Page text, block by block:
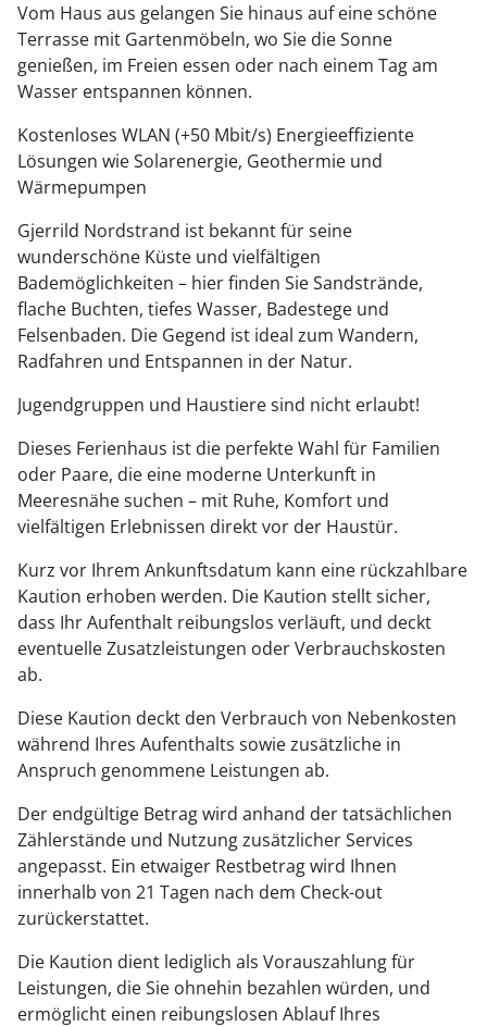
Vom Haus aus gelangen Sie hinaus auf eine schöne
Terrasse mit Gartenmöbeln, wo Sie die Sonne
genießen, im Freien essen oder nach einem Tag am
Wasser entspannen können.
Kostenloses WLAN (+50 Mbit/s) Energieeffiziente
Lösungen wie Solarenergie, Geothermie und
Wärmepumpen
Gjerrild Nordstrand ist bekannt für seine
wunderschöne Küste und vielfältigen
Bademöglichkeiten – hier finden Sie Sandstrände,
flache Buchten, tiefes Wasser, Badestege und
Felsenbaden. Die Gegend ist ideal zum Wandern,
Radfahren und Entspannen in der Natur.
Jugendgruppen und Haustiere sind nicht erlaubt!
Dieses Ferienhaus ist die perfekte Wahl für Familien
oder Paare, die eine moderne Unterkunft in
Meeresnähe suchen – mit Ruhe, Komfort und
vielfältigen Erlebnissen direkt vor der Haustür.
Kurz vor Ihrem Ankunftsdatum kann eine rückzahlbare
Kaution erhoben werden. Die Kaution stellt sicher,
dass Ihr Aufenthalt reibungslos verläuft, und deckt
eventuelle Zusatzleistungen oder Verbrauchskosten
ab.
Diese Kaution deckt den Verbrauch von Nebenkosten
während Ihres Aufenthalts sowie zusätzliche in
Anspruch genommene Leistungen ab.
Der endgültige Betrag wird anhand der tatsächlichen
Zählerstände und Nutzung zusätzlicher Services
angepasst. Ein etwaiger Restbetrag wird Ihnen
innerhalb von 21 Tagen nach dem Check-out
zurückerstattet.
Die Kaution dient lediglich als Vorauszahlung für
Leistungen, die Sie ohnehin bezahlen würden, und
ermöglicht einen reibungslosen Ablauf Ihres